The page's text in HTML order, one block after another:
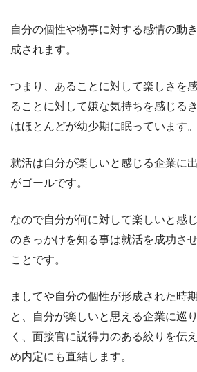
自分の個性や物事に対する感情の動
成されます。
つまり、あることに対して楽しさを
ることに対して嫌な気持ちを感じる
はほとんどが幼少期に眠っています。
就活は自分が楽しいと感じる企業に
がゴールです。
なので自分が何に対して楽しいと感
のきっかけを知る事は就活を成功さ
ことです。
ましてや自分の個性が形成された時
と、自分が楽しいと思える企業に巡
く、面接官に説得力のある絞りを伝
め内定にも直結します。